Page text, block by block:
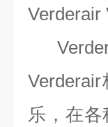
Verderair
Verderair
乐，在